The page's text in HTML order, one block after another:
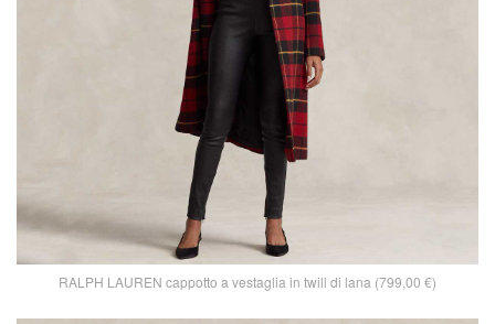
RALPH LAUREN cappotto a vestaglia in twill di lana (799,00 €)